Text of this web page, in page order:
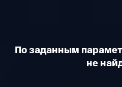
По заданным
не